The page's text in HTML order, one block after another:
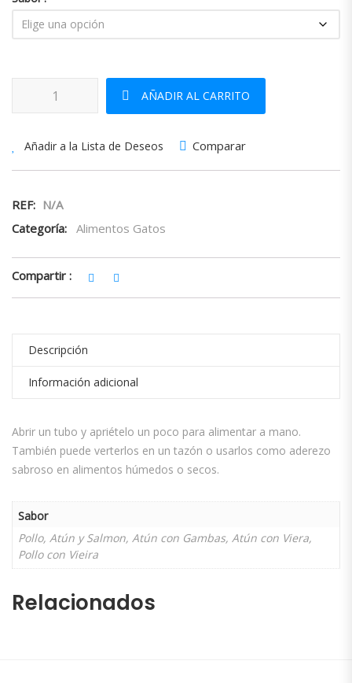
AÑADIR AL CARRITO
Añadir a la Lista de Deseos Comparar
REF: N/A
Categoría: Alimentos Gatos
Compartir :
Descripción
Información adicional
Abrir un tubo y apriételo un poco para alimentar a mano.
También puede verterlos en un tazón o usarlos como aderezo
sabroso en alimentos húmedos o secos.
Sabor
Pollo, Atún y Salmon, Atún con Gambas, Atún con Viera,
Pollo con Vieira
Relacionados